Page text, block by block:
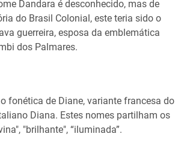
Dandara é desconhecido, mas de
do Brasil Colonial, este teria sido o
guerreira, esposa da emblemática
dos Palmares.
fonética de Diane, variante francesa do
Diana. Estes nomes partilham os
"brilhante", “iluminada”.